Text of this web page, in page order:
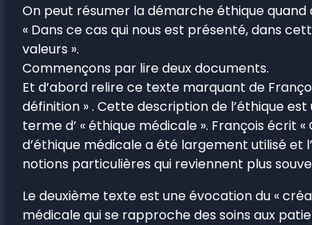
On peut résumer la démarche éthique
« Dans ce cas qui nous est présenté, dans
valeurs ».
Commençons par lire deux documents.
Et d’abord relire ce texte marquant de
définition » . Cette description de l’éthique
terme d’ « éthique médicale ». François écrit
d’éthique médicale a été largement utilisé et
notions particulières qui reviennent plus
Le deuxième texte est une évocation du «
médicale qui se rapproche des soins aux